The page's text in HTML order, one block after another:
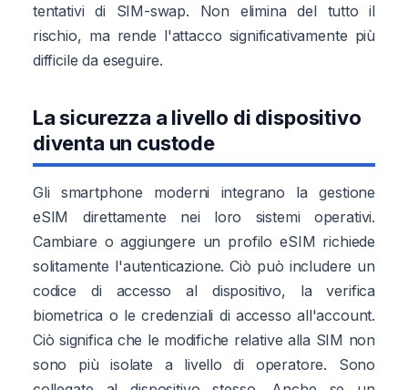
tentativi di SIM-swap. Non elimina del tutto il
rischio, ma rende l'attacco significativamente più
difficile da eseguire.
La sicurezza a livello di dispositivo
diventa un custode
Gli smartphone moderni integrano la gestione
eSIM direttamente nei loro sistemi operativi.
Cambiare o aggiungere un profilo eSIM richiede
solitamente l'autenticazione. Ciò può includere un
codice di accesso al dispositivo, la verifica
biometrica o le credenziali di accesso all'account.
Ciò significa che le modifiche relative alla SIM non
sono più isolate a livello di operatore. Sono